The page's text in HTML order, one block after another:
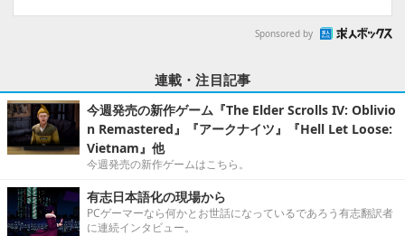
Sponsored by
連載・注目記事
今週発売の新作ゲーム『The Elder Scrolls IV: Oblivio
n Remastered』『アークナイツ』『Hell Let Loose:
Vietnam』他
今週発売の新作ゲームはこちら。
有志日本語化の現場から
PCゲーマーなら何かとお世話になっているであろう有志翻訳者
に連続インタビュー。